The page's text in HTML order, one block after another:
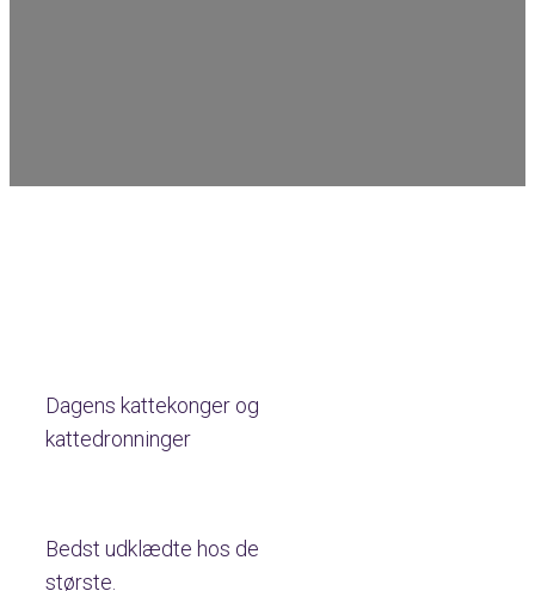
Dagens kattekonger og
kattedronninger
Bedst udklædte hos de
største.